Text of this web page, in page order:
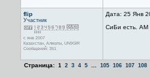
flip
Участник
с янв 2007
Казахстан, Алматы, UN9GIR
Сообщений: 351
Дата: 25 Янв
СиБи есть. АМ
Страница: 1 2 3 4 5 105 106 107 108